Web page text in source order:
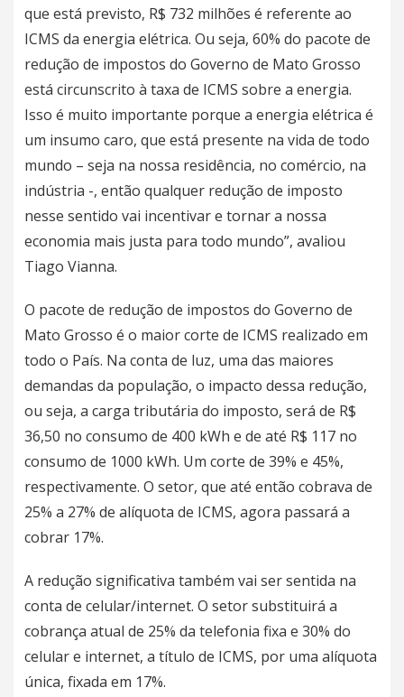
que está previsto, R$ 732 milhões é referente ao
ICMS da energia elétrica. Ou seja, 60% do pacote de
redução de impostos do Governo de Mato Grosso
está circunscrito à taxa de ICMS sobre a energia.
Isso é muito importante porque a energia elétrica é
um insumo caro, que está presente na vida de todo
mundo – seja na nossa residência, no comércio, na
indústria -, então qualquer redução de imposto
nesse sentido vai incentivar e tornar a nossa
economia mais justa para todo mundo”, avaliou
Tiago Vianna.
O pacote de redução de impostos do Governo de
Mato Grosso é o maior corte de ICMS realizado em
todo o País. Na conta de luz, uma das maiores
demandas da população, o impacto dessa redução,
ou seja, a carga tributária do imposto, será de R$
36,50 no consumo de 400 kWh e de até R$ 117 no
consumo de 1000 kWh. Um corte de 39% e 45%,
respectivamente. O setor, que até então cobrava de
25% a 27% de alíquota de ICMS, agora passará a
cobrar 17%.
A redução significativa também vai ser sentida na
conta de celular/internet. O setor substituirá a
cobrança atual de 25% da telefonia fixa e 30% do
celular e internet, a título de ICMS, por uma alíquota
única, fixada em 17%.